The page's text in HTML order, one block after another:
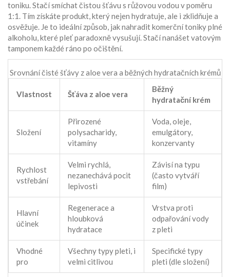
toniku. Stačí smíchat čistou šťávu s růžovou vodou v poměru
1:1. Tím získáte produkt, který nejen hydratuje, ale i zklidňuje a
osvěžuje. Je to ideální způsob, jak nahradit komerční toniky plné
alkoholu, které pleť paradoxně vysušují. Stačí nanášet vatovým
tamponem každé ráno po očištění.
Srovnání čisté šťávy z aloe vera a běžných hydratačních krémů
Vlastnost Šťáva z aloe vera
Běžný
hydratační krém
Složení
Přirozené
polysacharidy,
vitamíny
Voda, oleje,
emulgátory,
konzervanty
Rychlost
vstřebání
Velmi rychlá,
nezanechává pocit
lepivosti
Závisí na typu
(často vytváří
film)
Hlavní
účinek
Regenerace a
hloubková
hydratace
Vrstva proti
odpařování vody
z pleti
Vhodné
pro
Všechny typy pleti, i
velmi citlivou
Specifické typy
pleti (dle složení)